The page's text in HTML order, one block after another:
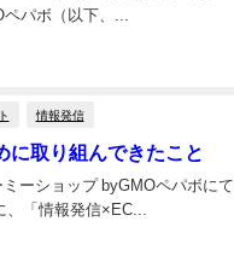
パボ（以下、...
情報発信
に取り組んできたこと
ーショップ byGMOペパボにて
「情報発信×EC...